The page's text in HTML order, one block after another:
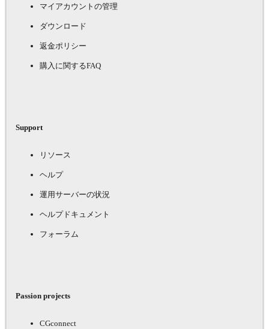
マイアカウントの管理
ダウンロード
返金ポリシー
購入に関するFAQ
Support
リソース
ヘルプ
運用サーバーの状況
ヘルプドキュメント
フォーラム
Passion projects
CGconnect